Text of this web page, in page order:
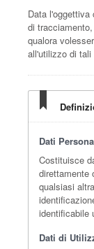
Data
di
qualora
all'utilizzo di
Dati
Costituisce
direttamente
qualsiasi
identificabile
Dati di